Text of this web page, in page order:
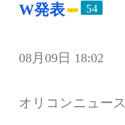
W発表
54
08月09日 18:02
オリコンニュース